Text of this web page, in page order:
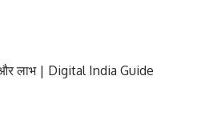
लाभ | Digital India Guide